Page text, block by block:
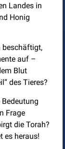
Landes in
Honig
beschäftigt,
auf –
Blut
des Tieres?
Bedeutung
Frage
die Torah?
es heraus!